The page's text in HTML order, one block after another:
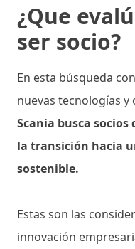
¿Que
ser socio?
En esta búsqueda
nuevas tecnologías
Scania busca
la transición hacia
sostenible.
Estas son las
innovación